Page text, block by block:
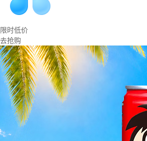
限时低价
去抢购